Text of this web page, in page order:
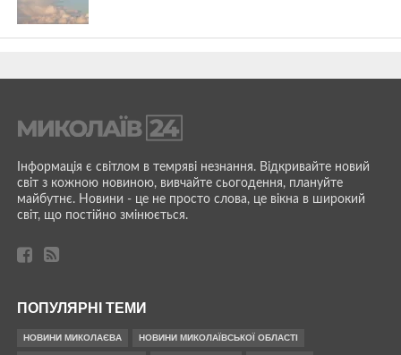
Інформація є світлом в темряві незнання. Відкривайте новий
світ з кожною новиною, вивчайте сьогодення, плануйте
майбутнє. Новини - це не просто слова, це вікна в широкий
світ, що постійно змінюється.
ПОПУЛЯРНІ ТЕМИ
НОВИНИ МИКОЛАЄВА НОВИНИ МИКОЛАЇВСЬКОЇ ОБЛАСТІ